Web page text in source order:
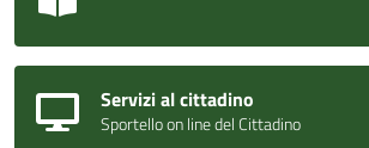
Servizi al cittadino
Sportello on line del Cittadino